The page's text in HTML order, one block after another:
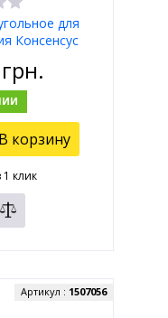
для
Консенсус
грн.
В корзину
1 клик
Артикул : 1507056